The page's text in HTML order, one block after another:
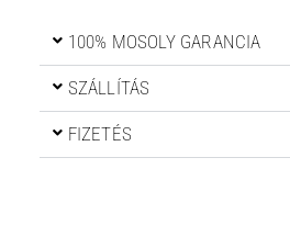
100% MOSOLY GARANCIA
SZÁLLÍTÁS
FIZETÉS